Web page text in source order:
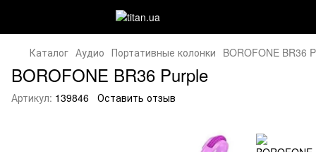
Каталог Аудио Портативные колонки BOROFONE BR36
BOROFONE BR36 Purple
Артикул: 139846 Оставить отзыв